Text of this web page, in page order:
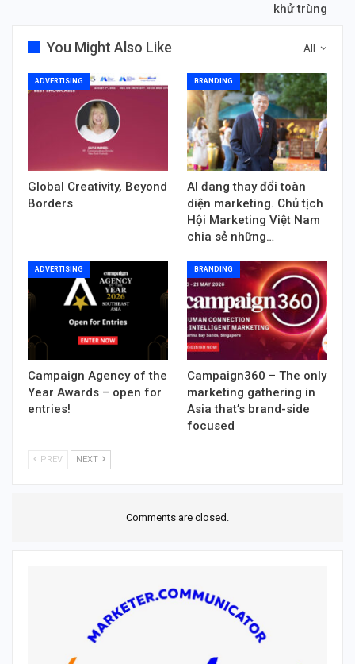
khử trùng
All
You Might Also Like
ADVERTISING
Global Creativity, Beyond
Borders
BRANDING
AI đang thay đổi toàn
diện marketing. Chủ tịch
Hội Marketing Việt Nam
chia sẻ những…
ADVERTISING
Campaign Agency of the
Year Awards – open for
entries!
BRANDING
Campaign360 – The only
marketing gathering in
Asia that’s brand-side
focused
PREV NEXT
Comments are closed.